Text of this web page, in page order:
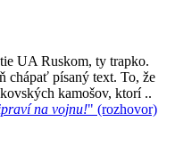
UA Ruskom, ty trapko.
chápať písaný text. To, že
kamošov, ktorí ..
na vojnu!" (rozhovor)